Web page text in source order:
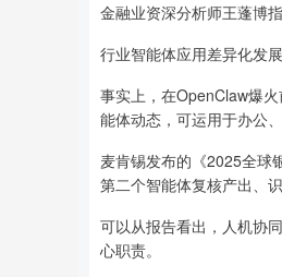
金融业资深分析师王蓬博
行业智能体应用差异化发展
事实上，在OpenClaw爆
能体动态，可运用于办公
麦肯锡发布的《2025全球
第二个智能体复核产出、
可以从报告看出，人机协
心职责。